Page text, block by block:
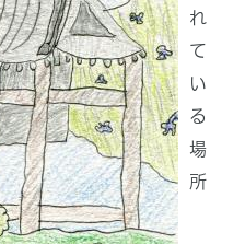
れ
て
い
る
場
所